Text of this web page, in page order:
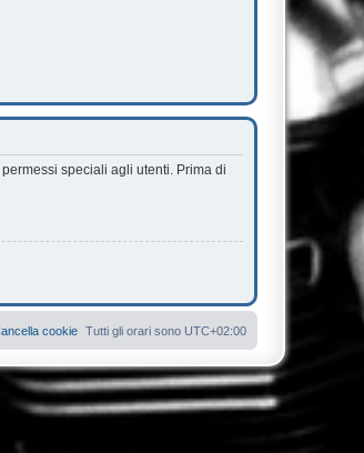
speciali agli utenti. Prima di
Tutti gli orari sono UTC+02:00
cookie